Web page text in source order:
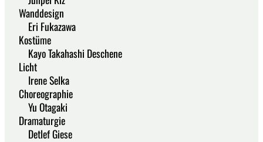
Wanddesign
Eri Fukazawa
Kostüme
Kayo Takahashi Deschene
Licht
Irene Selka
Choreographie
Yu Otagaki
Dramaturgie
Detlef Giese